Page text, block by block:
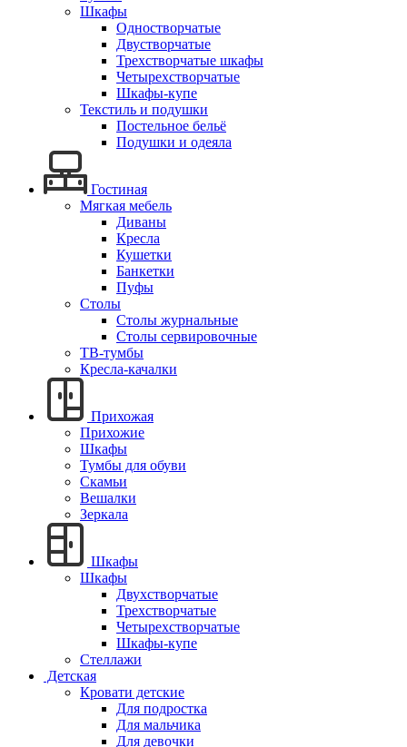
Шкафы
Одностворчатые
Двустворчатые
Трехстворчатые шкафы
Четырехстворчатые
Шкафы-купе
Текстиль и подушки
Постельное бельё
Подушки и одеяла
Гостиная
Мягкая мебель
Диваны
Кресла
Кушетки
Банкетки
Пуфы
Столы
Столы журнальные
Столы сервировочные
ТВ-тумбы
Кресла-качалки
Прихожая
Прихожие
Шкафы
Тумбы для обуви
Скамьи
Вешалки
Зеркала
Шкафы
Шкафы
Двухстворчатые
Трехстворчатые
Четырехстворчатые
Шкафы-купе
Стеллажи
Детская
Кровати детские
Для подростка
Для мальчика
Для девочки